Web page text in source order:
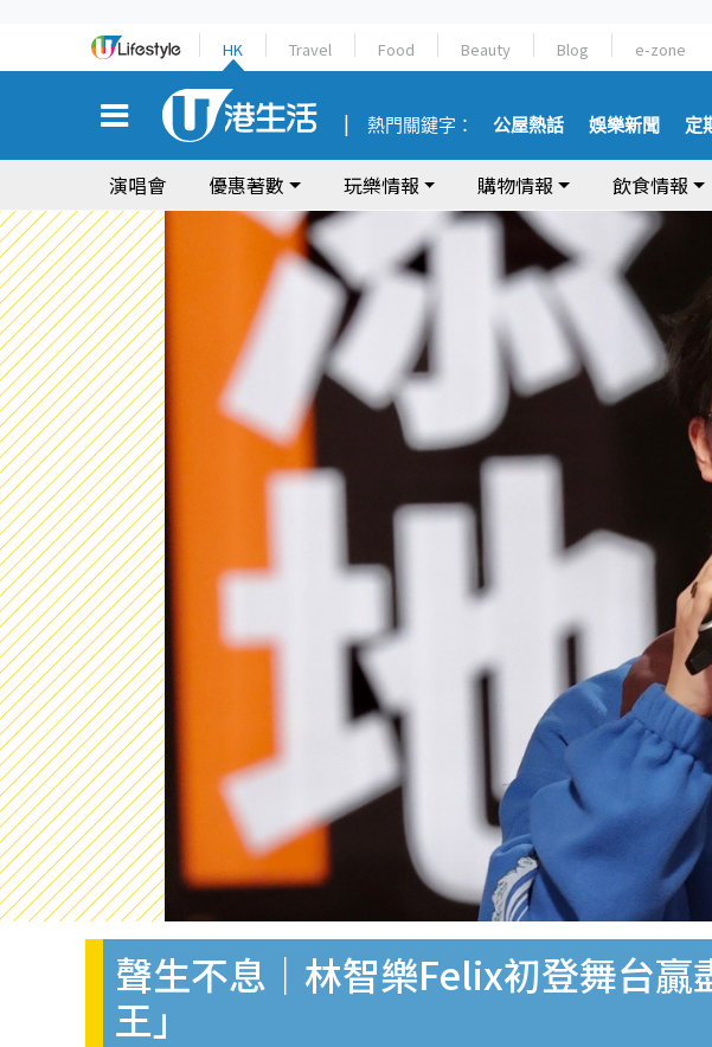
HK Travel Food Beauty Blog e-zone
熱門關鍵字： 公屋熱話 娛樂新聞 定
演唱會 優惠著數 玩樂情報 購物情報 飲食情報
聲生不息｜林智樂Felix初登舞台贏
王」